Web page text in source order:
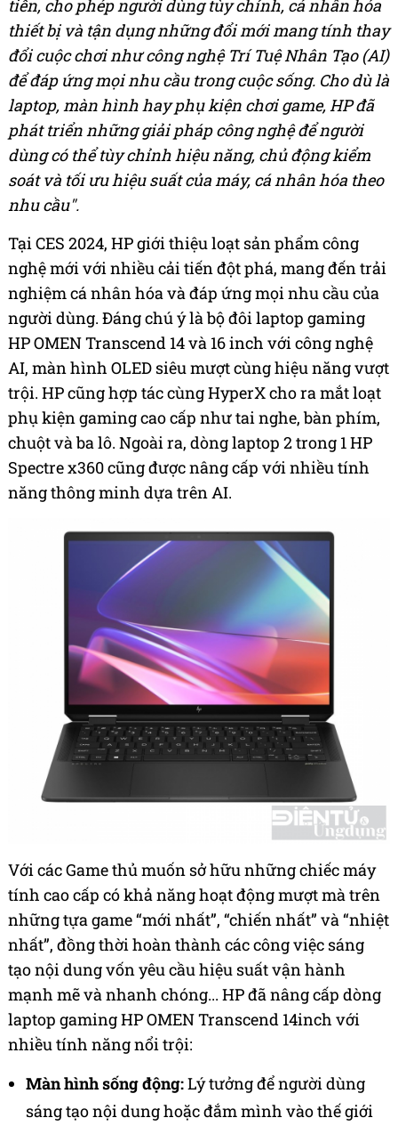
tiến, cho phép người dùng tùy chỉnh, cá nhân hóa
thiết bị và tận dụng những đổi mới mang tính thay
đổi cuộc chơi như công nghệ Trí Tuệ Nhân Tạo (AI)
để đáp ứng mọi nhu cầu trong cuộc sống. Cho dù là
laptop, màn hình hay phụ kiện chơi game, HP đã
phát triển những giải pháp công nghệ để người
dùng có thể tùy chỉnh hiệu năng, chủ động kiểm
soát và tối ưu hiệu suất của máy, cá nhân hóa theo
nhu cầu".
Tại CES 2024, HP giới thiệu loạt sản phẩm công
nghệ mới với nhiều cải tiến đột phá, mang đến trải
nghiệm cá nhân hóa và đáp ứng mọi nhu cầu của
người dùng. Đáng chú ý là bộ đôi laptop gaming
HP OMEN Transcend 14 và 16 inch với công nghệ
AI, màn hình OLED siêu mượt cùng hiệu năng vượt
trội. HP cũng hợp tác cùng HyperX cho ra mắt loạt
phụ kiện gaming cao cấp như tai nghe, bàn phím,
chuột và ba lô. Ngoài ra, dòng laptop 2 trong 1 HP
Spectre x360 cũng được nâng cấp với nhiều tính
năng thông minh dựa trên AI.
Với các Game thủ muốn sở hữu những chiếc máy
tính cao cấp có khả năng hoạt động mượt mà trên
những tựa game “mới nhất”, “chiến nhất” và “nhiệt
nhất”, đồng thời hoàn thành các công việc sáng
tạo nội dung vốn yêu cầu hiệu suất vận hành
mạnh mẽ và nhanh chóng... HP đã nâng cấp dòng
laptop gaming HP OMEN Transcend 14inch với
nhiều tính năng nổi trội:
Màn hình sống động:Lý tưởng để người dùng
sáng tạo nội dung hoặc đắm mình vào thế giới